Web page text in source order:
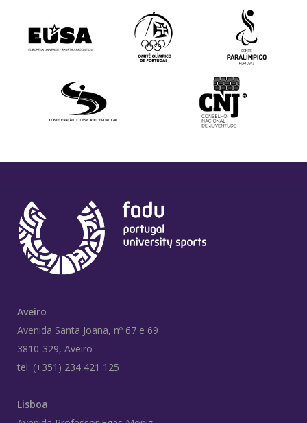
Aveiro
Avenida Santa Joana, nº 67 e 69
3810-329, Aveiro
tel: (+351) 234 421 125
Lisboa